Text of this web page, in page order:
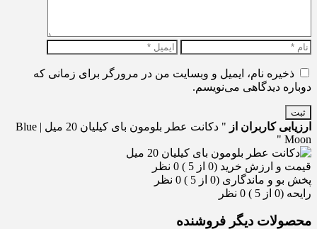
ذخیره نام، ایمیل و وبسایت من در مرورگر برای زمانی که
دوباره دیدگاهی می‌نویسم.
ثبت
ارزیابی کاربران از
" دکانت عطر بلومون بای کیلیان 20 میل | Blue
Moon "
قیمت و ارزش خرید (0 از 5 )
0 نظر
پخش بو و ماندگاری (0 از 5 )
0 نظر
رایحه (0 از 5 )
0 نظر
محصولات دیگر فروشنده